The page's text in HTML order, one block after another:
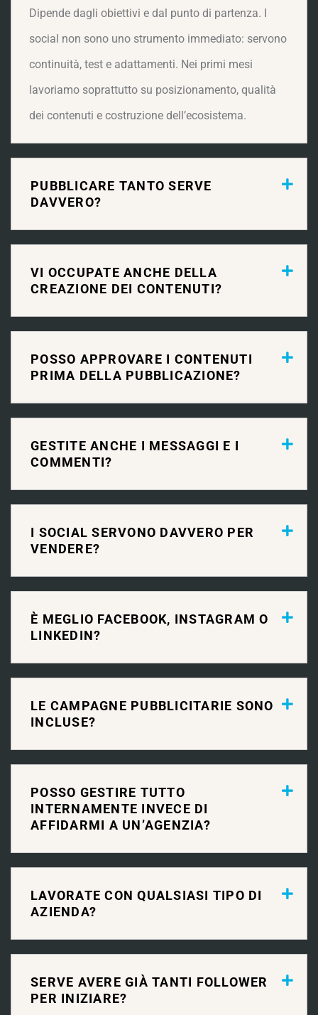
Dipende dagli obiettivi e dal punto di partenza. I
social non sono uno strumento immediato: servono
continuità, test e adattamenti. Nei primi mesi
lavoriamo soprattutto su posizionamento, qualità
dei contenuti e costruzione dell’ecosistema.
PUBBLICARE TANTO SERVE
DAVVERO?
VI OCCUPATE ANCHE DELLA
CREAZIONE DEI CONTENUTI?
POSSO APPROVARE I CONTENUTI
PRIMA DELLA PUBBLICAZIONE?
GESTITE ANCHE I MESSAGGI E I
COMMENTI?
I SOCIAL SERVONO DAVVERO PER
VENDERE?
È MEGLIO FACEBOOK, INSTAGRAM O
LINKEDIN?
LE CAMPAGNE PUBBLICITARIE SONO
INCLUSE?
POSSO GESTIRE TUTTO
INTERNAMENTE INVECE DI
AFFIDARMI A UN’AGENZIA?
LAVORATE CON QUALSIASI TIPO DI
AZIENDA?
SERVE AVERE GIÀ TANTI FOLLOWER
PER INIZIARE?